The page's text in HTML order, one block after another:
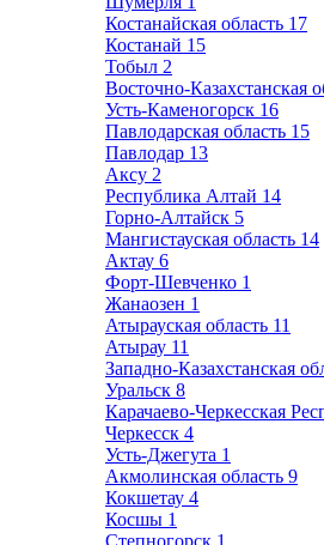
Костанайская область 17
Костанай 15
Тобыл 2
Восточно-Казахстанская
Усть-Каменогорск 16
Павлодарская область 15
Павлодар 13
Аксу 2
Республика Алтай 14
Горно-Алтайск 5
Мангистауская область 14
Актау 6
Форт-Шевченко 1
Жанаозен 1
Атырауская область 11
Атырау 11
Западно-Казахстанская
Уральск 8
Карачаево-Черкесская
Черкесск 4
Усть-Джегута 1
Акмолинская область 9
Кокшетау 4
Косшы 1
Степногорск 1